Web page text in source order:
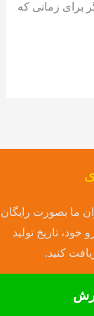
برای زمانی که
ما بصورت رایگان
خود، تاریخ تولید
کنید.